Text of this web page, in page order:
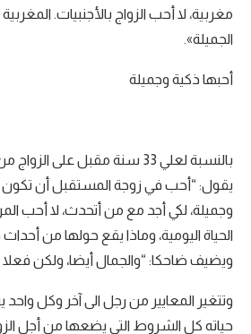
مغربية، لا أحب الزواج بالأجنبيات.
الجميلة».
أحبها ذكية وجميلة
بالنسبة لعلي 33 سنة مقبل على
يقول: “أحب في زوجة المستقبل أن تكون
وجميلة، لكي أجد مع من أتحدث، لا أحب
الحياة اليومية، وماذا يقع حولها من
ويضيف ضاحكا: “والجمال أيضا، ولكن
وتتغير المعايير من رجل الى آخر وكل
حياته كل الشروط التي يضعها من أجل